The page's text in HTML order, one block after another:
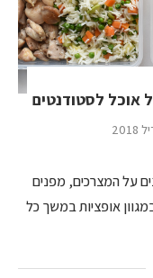
אוכל לסטודנטים
על המצרכים, מפנים
אופציות במשך כל